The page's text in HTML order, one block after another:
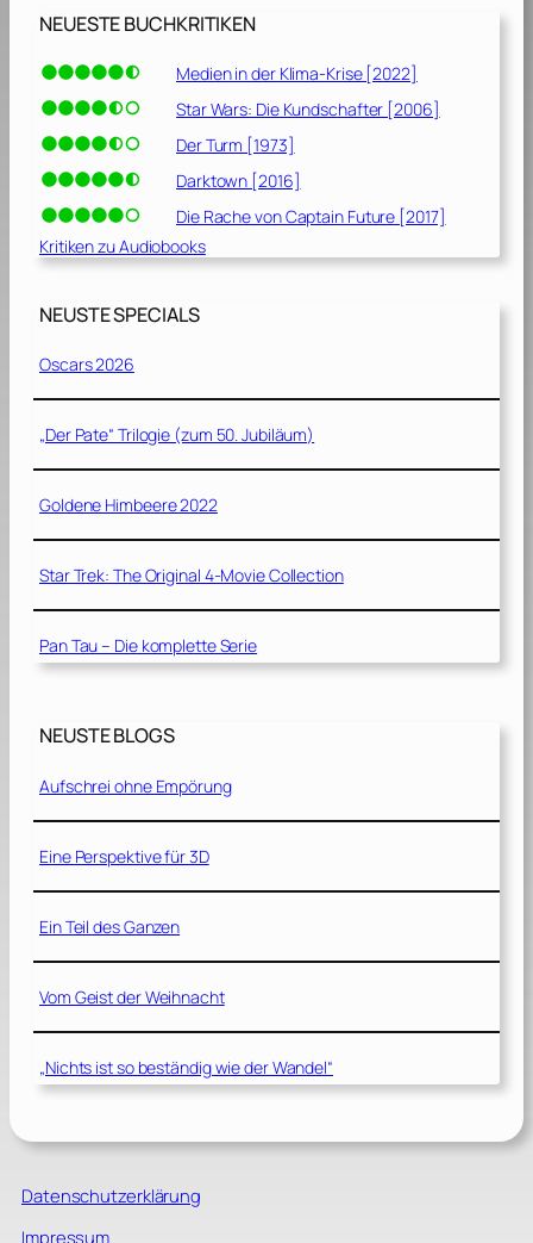
NEUESTE BUCHKRITIKEN
Medien in der Klima-Krise [2022]
Star Wars: Die Kundschafter [2006]
Der Turm [1973]
Darktown [2016]
Die Rache von Captain Future [2017]
Kritiken zu Audiobooks
NEUSTE SPECIALS
Oscars 2026
„Der Pate“ Trilogie (zum 50. Jubiläum)
Goldene Himbeere 2022
Star Trek: The Original 4-Movie Collection
Pan Tau – Die komplette Serie
NEUSTE BLOGS
Aufschrei ohne Empörung
Eine Perspektive für 3D
Ein Teil des Ganzen
Vom Geist der Weihnacht
„Nichts ist so beständig wie der Wandel“
Datenschutzerklärung
Impressum